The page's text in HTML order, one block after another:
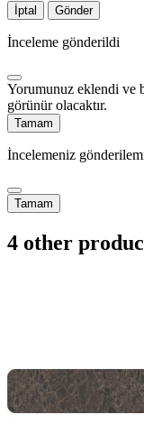
İptal Gönder
İnceleme gönderildi
Yorumunuz eklendi ve
görünür olacaktır.
Tamam
İncelemeniz
Tamam
4 other